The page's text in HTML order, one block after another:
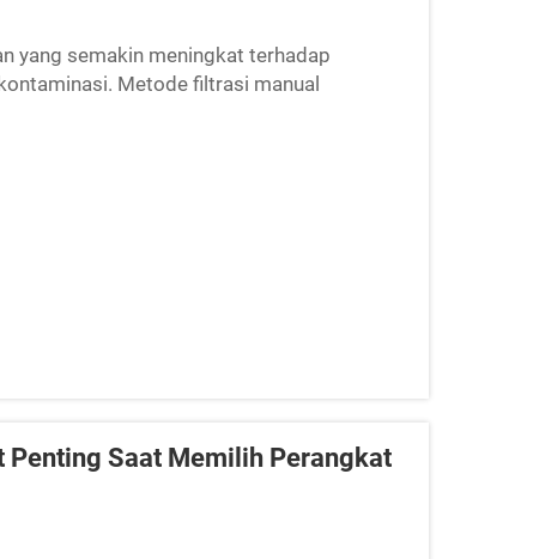
yang semakin meningkat terhadap
Metode filtrasi manual
individual, sering kali menimbulkan
Saat Memilih Perangkat